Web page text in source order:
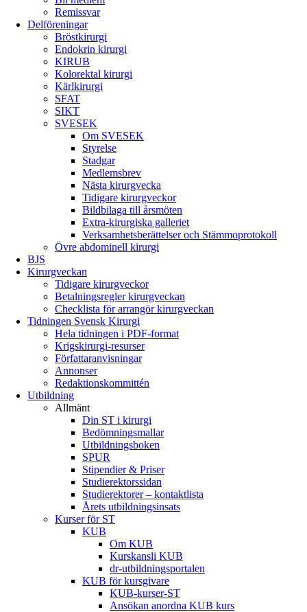
Remissvar
Delföreningar
Bröstkirurgi
Endokrin kirurgi
KIRUB
Kolorektal kirurgi
Kärlkirurgi
SFAT
SIKT
SVESEK
Om SVESEK
Styrelse
Stadgar
Medlemsbrev
Nästa kirurgvecka
Tidigare kirurgveckor
Bildbilaga till årsmöten
Extra-kirurgiska galleriet
Verksamhetsberättelser och Stämmoprotokoll
Övre abdominell kirurgi
BJS
Kirurgveckan
Tidigare kirurgveckor
Betalningsregler kirurgveckan
Checklista för arrangör kirurgveckan
Tidningen Svensk Kirurgi
Hela tidningen i PDF-format
Krigskirurgi-resurser
Författaranvisningar
Annonser
Redaktionskommittén
Utbildning
Allmänt
Din ST i kirurgi
Bedömningsmallar
Utbildningsboken
SPUR
Stipendier & Priser
Studierektorssidan
Studierektorer – kontaktlista
Årets utbildningsinsats
Kurser för ST
KUB
Om KUB
Kurskansli KUB
dr-utbildningsportalen
KUB för kursgivare
KUB-kurser-ST
Ansökan anordna KUB kurs